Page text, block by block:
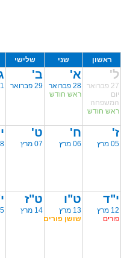
ראשון שני שלישי
ל'
27 פברואר
יום
המשפחה
ראש חודש
א'
28 פברואר
ראש חודש
ב'
29 פברואר
ז'
05 מרץ
ח'
06 מרץ
ט'
07 מרץ
י"ד
12 מרץ
פורים
ט"ו
13 מרץ
שושן פורים
ט"ז
14 מרץ 15